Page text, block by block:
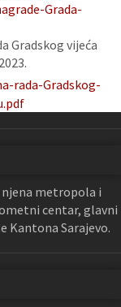
Grada-
Gradskog vijeća
rada-Gradskog-
njena metropola i
centar, glavni
Kantona Sarajevo.